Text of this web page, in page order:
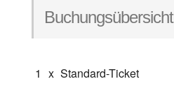
Buchungsübersicht
1 x Standard-Ticket